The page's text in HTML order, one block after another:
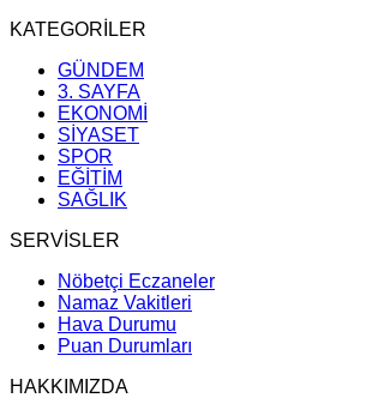
KATEGORİLER
GÜNDEM
3. SAYFA
EKONOMİ
SİYASET
SPOR
EĞİTİM
SAĞLIK
SERVİSLER
Nöbetçi Eczaneler
Namaz Vakitleri
Hava Durumu
Puan Durumları
HAKKIMIZDA